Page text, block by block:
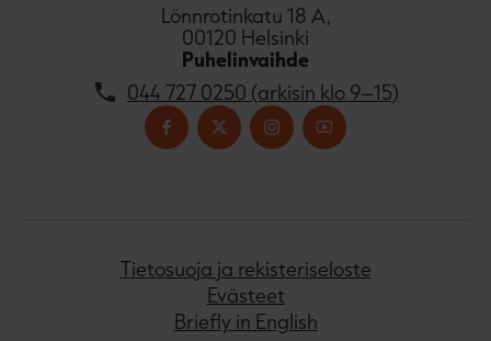
Lönnrotinkatu 18 A,
00120 Helsinki
Puhelinvaihde
044 727 0250 (arkisin klo 9–15)
Tietosuoja ja rekisteriseloste
Evästeet
Briefly in English